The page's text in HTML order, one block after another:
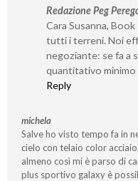
Redazione Peg
Cara Susanna,
tutti i terreni. Noi
negoziante: se fa a
quantitativo minimo
Reply
michela
Salve ho visto tempo fa in
cielo con telaio color
almeno così mi è parso di
plus sportivo galaxy è